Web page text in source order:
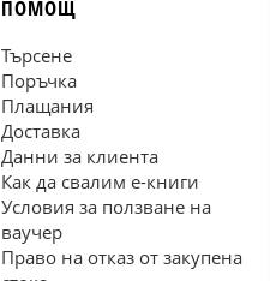
ПОМОЩ
Търсене
Поръчка
Плащания
Доставка
Данни за клиента
Как да свалим е-книги
Условия за ползване на
ваучер
Право на отказ от закупена